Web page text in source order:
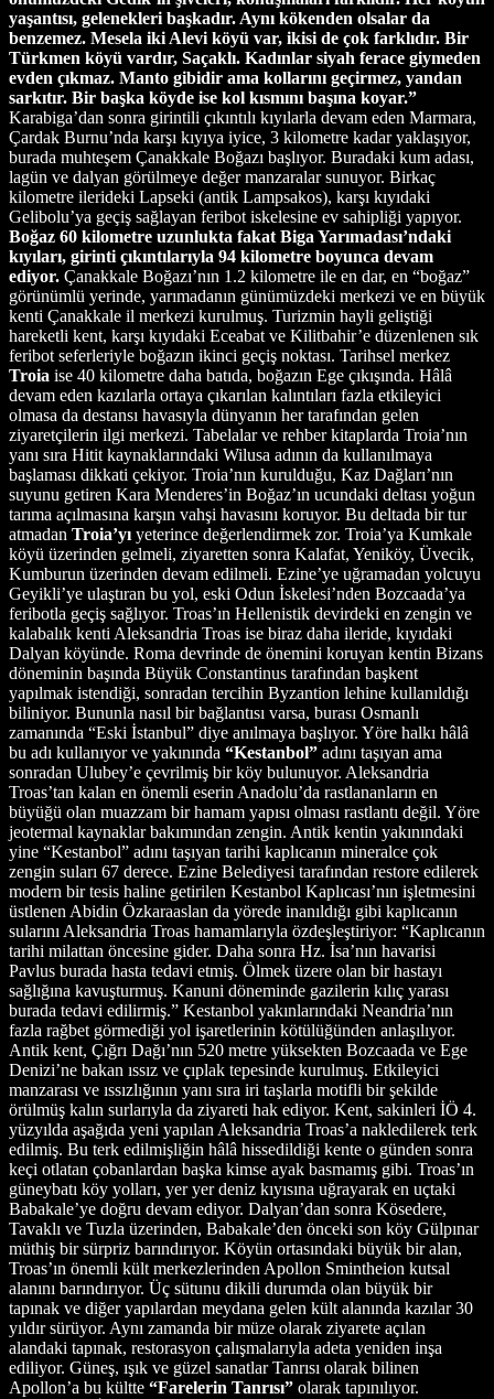
yaşantısı, gelenekleri başkadır. Aynı kökenden olsalar da
benzemez. Mesela iki Alevi köyü var, ikisi de çok farklıdır. Bir
Türkmen köyü vardır, Saçaklı. Kadınlar siyah ferace giymeden
evden çıkmaz. Manto gibidir ama kollarını geçirmez, yandan
sarkıtır. Bir başka köyde ise kol kısmını başına koyar.”
Karabiga’dan sonra girintili çıkıntılı kıyılarla devam eden Marmara,
Çardak Burnu’nda karşı kıyıya iyice, 3 kilometre kadar yaklaşıyor,
burada muhteşem Çanakkale Boğazı başlıyor. Buradaki kum adası,
lagün ve dalyan görülmeye değer manzaralar sunuyor. Birkaç
kilometre ilerideki Lapseki (antik Lampsakos), karşı kıyıdaki
Gelibolu’ya geçiş sağlayan feribot iskelesine ev sahipliği yapıyor.
Boğaz 60 kilometre uzunlukta fakat Biga Yarımadası’ndaki
kıyıları, girinti çıkıntılarıyla 94 kilometre boyunca devam
ediyor. Çanakkale Boğazı’nın 1.2 kilometre ile en dar, en “boğaz”
görünümlü yerinde, yarımadanın günümüzdeki merkezi ve en büyük
kenti Çanakkale il merkezi kurulmuş. Turizmin hayli geliştiği
hareketli kent, karşı kıyıdaki Eceabat ve Kilitbahir’e düzenlenen sık
feribot seferleriyle boğazın ikinci geçiş noktası. Tarihsel merkez
Troia ise 40 kilometre daha batıda, boğazın Ege çıkışında. Hâlâ
devam eden kazılarla ortaya çıkarılan kalıntıları fazla etkileyici
olmasa da destansı havasıyla dünyanın her tarafından gelen
ziyaretçilerin ilgi merkezi. Tabelalar ve rehber kitaplarda Troia’nın
yanı sıra Hitit kaynaklarındaki Wilusa adının da kullanılmaya
başlaması dikkati çekiyor. Troia’nın kurulduğu, Kaz Dağları’nın
suyunu getiren Kara Menderes’in Boğaz’ın ucundaki deltası yoğun
tarıma açılmasına karşın vahşi havasını koruyor. Bu deltada bir tur
atmadan Troia’yı yeterince değerlendirmek zor. Troia’ya Kumkale
köyü üzerinden gelmeli, ziyaretten sonra Kalafat, Yeniköy, Üvecik,
Kumburun üzerinden devam edilmeli. Ezine’ye uğramadan yolcuyu
Geyikli’ye ulaştıran bu yol, eski Odun İskelesi’nden Bozcaada’ya
feribotla geçiş sağlıyor. Troas’ın Hellenistik devirdeki en zengin ve
kalabalık kenti Aleksandria Troas ise biraz daha ileride, kıyıdaki
Dalyan köyünde. Roma devrinde de önemini koruyan kentin Bizans
döneminin başında Büyük Constantinus tarafından başkent
yapılmak istendiği, sonradan tercihin Byzantion lehine kullanıldığı
biliniyor. Bununla nasıl bir bağlantısı varsa, burası Osmanlı
zamanında “Eski İstanbul” diye anılmaya başlıyor. Yöre halkı hâlâ
bu adı kullanıyor ve yakınında “Kestanbol” adını taşıyan ama
sonradan Ulubey’e çevrilmiş bir köy bulunuyor. Aleksandria
Troas’tan kalan en önemli eserin Anadolu’da rastlananların en
büyüğü olan muazzam bir hamam yapısı olması rastlantı değil. Yöre
jeotermal kaynaklar bakımından zengin. Antik kentin yakınındaki
yine “Kestanbol” adını taşıyan tarihi kaplıcanın mineralce çok
zengin suları 67 derece. Ezine Belediyesi tarafından restore edilerek
modern bir tesis haline getirilen Kestanbol Kaplıcası’nın işletmesini
üstlenen Abidin Özkaraaslan da yörede inanıldığı gibi kaplıcanın
sularını Aleksandria Troas hamamlarıyla özdeşleştiriyor: “Kaplıcanın
tarihi milattan öncesine gider. Daha sonra Hz. İsa’nın havarisi
Pavlus burada hasta tedavi etmiş. Ölmek üzere olan bir hastayı
sağlığına kavuşturmuş. Kanuni döneminde gazilerin kılıç yarası
burada tedavi edilirmiş.” Kestanbol yakınlarındaki Neandria’nın
fazla rağbet görmediği yol işaretlerinin kötülüğünden anlaşılıyor.
Antik kent, Çığrı Dağı’nın 520 metre yüksekten Bozcaada ve Ege
Denizi’ne bakan ıssız ve çıplak tepesinde kurulmuş. Etkileyici
manzarası ve ıssızlığının yanı sıra iri taşlarla motifli bir şekilde
örülmüş kalın surlarıyla da ziyareti hak ediyor. Kent, sakinleri İÖ 4.
yüzyılda aşağıda yeni yapılan Aleksandria Troas’a nakledilerek terk
edilmiş. Bu terk edilmişliğin hâlâ hissedildiği kente o günden sonra
keçi otlatan çobanlardan başka kimse ayak basmamış gibi. Troas’ın
güneybatı köy yolları, yer yer deniz kıyısına uğrayarak en uçtaki
Babakale’ye doğru devam ediyor. Dalyan’dan sonra Kösedere,
Tavaklı ve Tuzla üzerinden, Babakale’den önceki son köy Gülpınar
müthiş bir sürpriz barındırıyor. Köyün ortasındaki büyük bir alan,
Troas’ın önemli kült merkezlerinden Apollon Smintheion kutsal
alanını barındırıyor. Üç sütunu dikili durumda olan büyük bir
tapınak ve diğer yapılardan meydana gelen kült alanında kazılar 30
yıldır sürüyor. Aynı zamanda bir müze olarak ziyarete açılan
alandaki tapınak, restorasyon çalışmalarıyla adeta yeniden inşa
ediliyor. Güneş, ışık ve güzel sanatlar Tanrısı olarak bilinen
Apollon’a bu kültte “Farelerin Tanrısı” olarak tapınılıyor.